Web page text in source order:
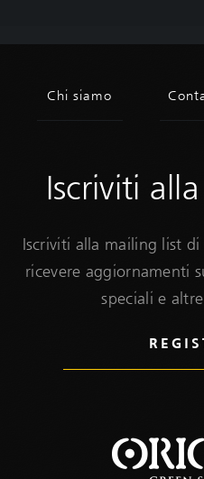
Iscriviti
Iscriviti alla mailing list
ricevere aggiornamenti
speciali e